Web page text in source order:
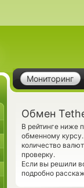
Мониторинг
Обмен
В рейтинге ниже
обменному
количество
проверку.
Если вы решили
подробно